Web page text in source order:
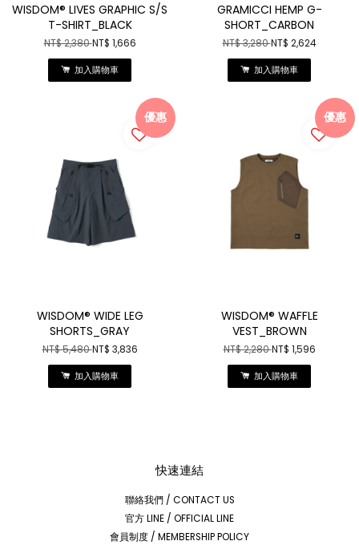
WISDOM® LIVES GRAPHIC S/S
T-SHIRT_BLACK
NT$ 2,380NT$ 1,666
加入購物車
GRAMICCI HEMP G-
SHORT_CARBON
NT$ 3,280NT$ 2,624
加入購物車
優惠
WISDOM® WIDE LEG
SHORTS_GRAY
NT$ 5,480NT$ 3,836
加入購物車
優惠
WISDOM® WAFFLE
VEST_BROWN
NT$ 2,280NT$ 1,596
加入購物車
快速連結
聯絡我們 / CONTACT US
官方 LINE / OFFICIAL LINE
會員制度 / MEMBERSHIP POLICY